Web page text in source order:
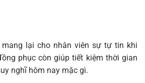
lại cho nhân viên sự tự tin khi
phục còn giúp tiết kiệm thời gian
nghĩ hôm nay mặc gì.